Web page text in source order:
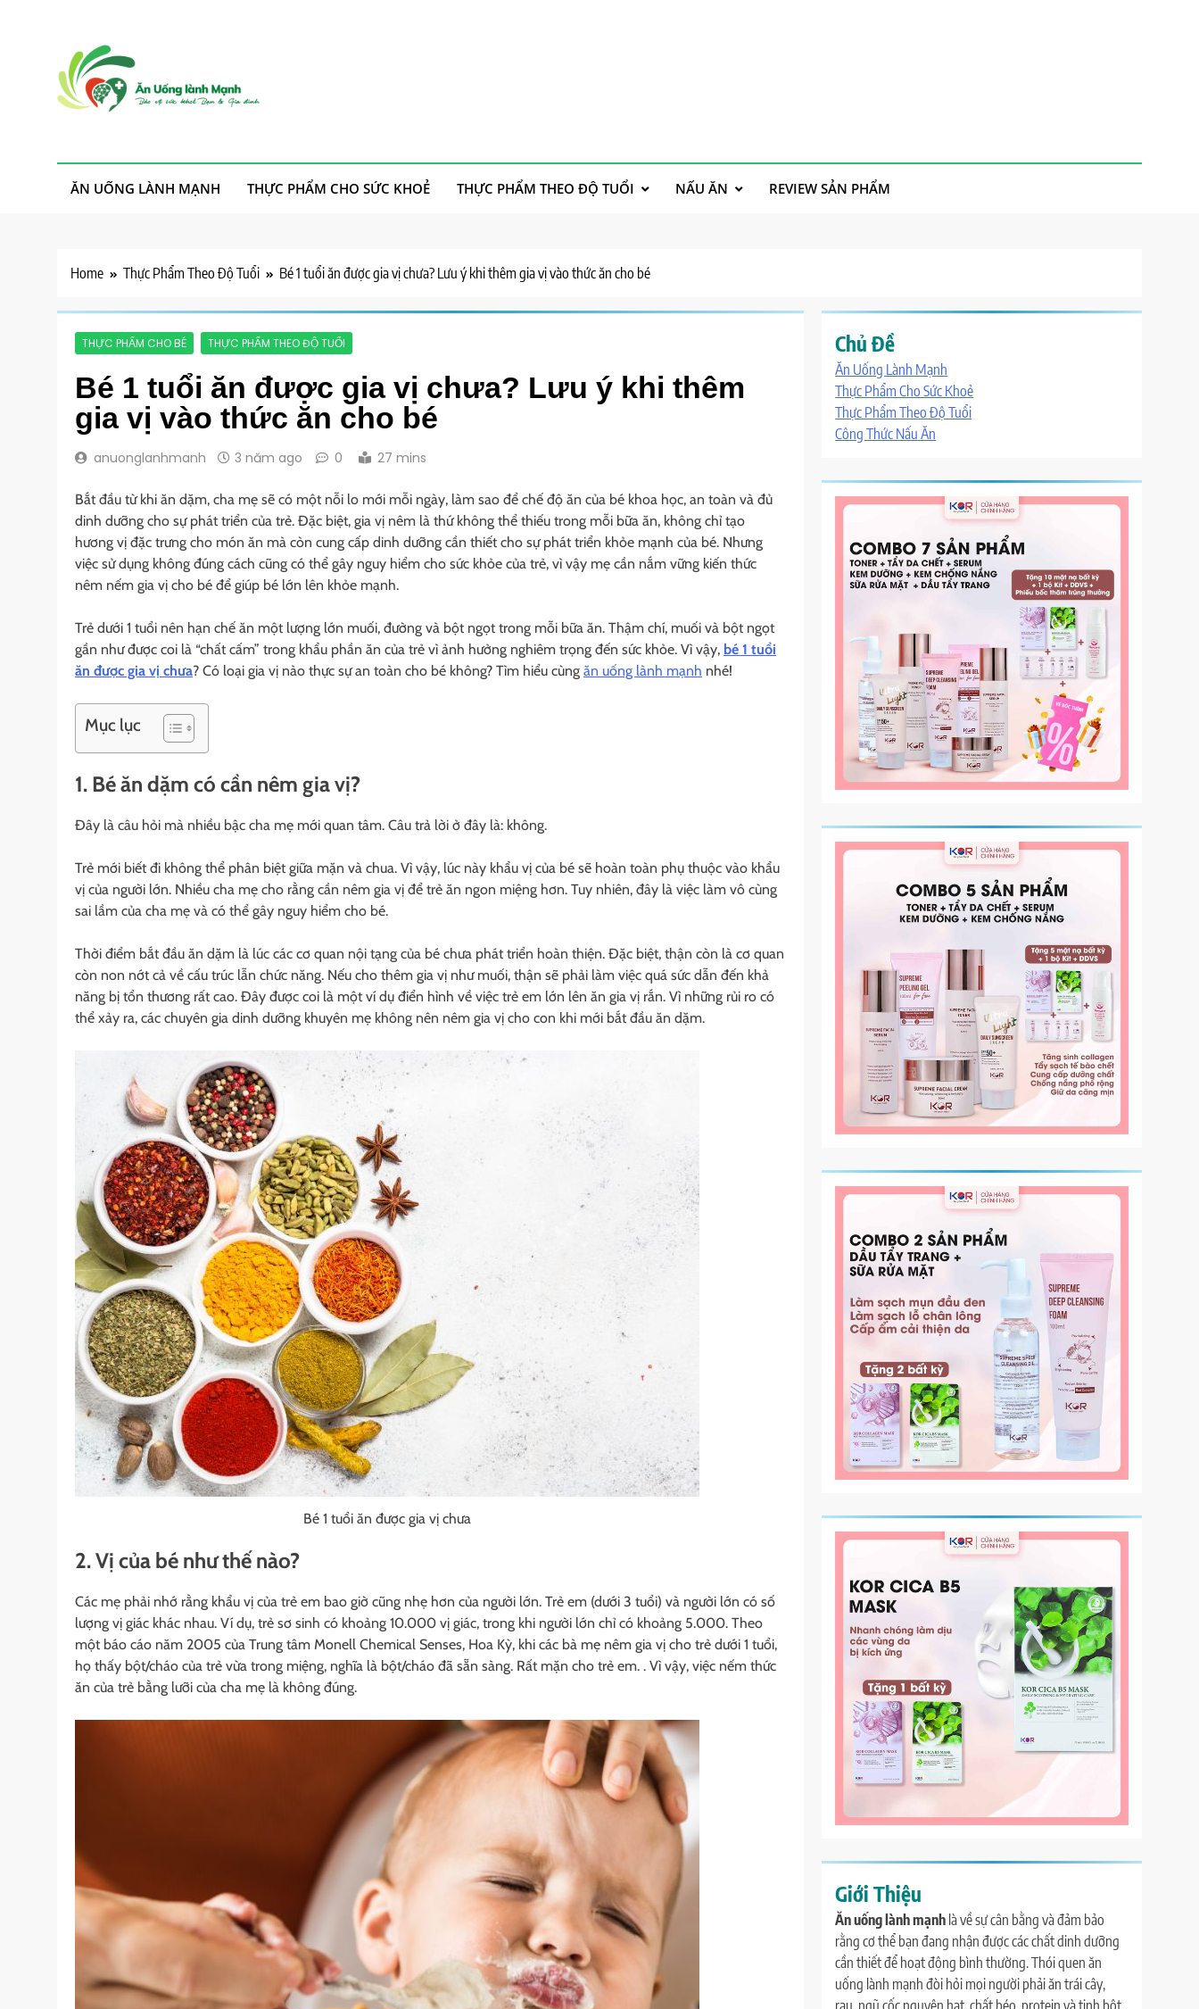
ĂN UỐNG LÀNH MẠNH THỰC PHẨM CHO SỨC KHOẺ THỰC PHẨM THEO ĐỘ TUỔI NẤU ĂN REVIEW SẢN PHẨM
Home Thực Phẩm Theo Độ Tuổi Bé 1 tuổi ăn được gia vị chưa? Lưu ý khi thêm gia vị vào thức ăn cho bé
THỰC PHẨM CHO BÉ THỰC PHẨM THEO ĐỘ TUỔI
Bé 1 tuổi ăn được gia vị chưa? Lưu ý khi thêm
gia vị vào thức ăn cho bé
anuonglanhmanh 3 năm ago 0 27 mins
Bắt đầu từ khi ăn dặm, cha mẹ sẽ có một nỗi lo mới mỗi ngày, làm sao để chế độ ăn của bé khoa học, an toàn và đủ
dinh dưỡng cho sự phát triển của trẻ. Đặc biệt, gia vị nêm là thứ không thể thiếu trong mỗi bữa ăn, không chỉ tạo
hương vị đặc trưng cho món ăn mà còn cung cấp dinh dưỡng cần thiết cho sự phát triển khỏe mạnh của bé. Nhưng
việc sử dụng không đúng cách cũng có thể gây nguy hiểm cho sức khỏe của trẻ, vì vậy mẹ cần nắm vững kiến ​​thức
nêm nếm gia vị cho bé để giúp bé lớn lên khỏe mạnh.
Trẻ dưới 1 tuổi nên hạn chế ăn một lượng lớn muối, đường và bột ngọt trong mỗi bữa ăn. Thậm chí, muối và bột ngọt
gần như được coi là “chất cấm” trong khẩu phần ăn của trẻ vì ảnh hưởng nghiêm trọng đến sức khỏe. Vì vậy, bé 1 tuổi
ăn được gia vị chưa? Có loại gia vị nào thực sự an toàn cho bé không? Tìm hiểu cùng ăn uống lành mạnh nhé!
Mục lục
1. Bé ăn dặm có cần nêm gia vị?
Đây là câu hỏi mà nhiều bậc cha mẹ mới quan tâm. Câu trả lời ở đây là: không.
Trẻ mới biết đi không thể phân biệt giữa mặn và chua. Vì vậy, lúc này khẩu vị của bé sẽ hoàn toàn phụ thuộc vào khẩu
vị của người lớn. Nhiều cha mẹ cho rằng cần nêm gia vị để trẻ ăn ngon miệng hơn. Tuy nhiên, đây là việc làm vô cùng
sai lầm của cha mẹ và có thể gây nguy hiểm cho bé.
Thời điểm bắt đầu ăn dặm là lúc các cơ quan nội tạng của bé chưa phát triển hoàn thiện. Đặc biệt, thận còn là cơ quan
còn non nớt cả về cấu trúc lẫn chức năng. Nếu cho thêm gia vị như muối, thận sẽ phải làm việc quá sức dẫn đến khả
năng bị tổn thương rất cao. Đây được coi là một ví dụ điển hình về việc trẻ em lớn lên ăn gia vị rắn. Vì những rủi ro có
thể xảy ra, các chuyên gia dinh dưỡng khuyên mẹ không nên nêm gia vị cho con khi mới bắt đầu ăn dặm.
Bé 1 tuổi ăn được gia vị chưa
2. Vị của bé như thế nào?
Các mẹ phải nhớ rằng khẩu vị của trẻ em bao giờ cũng nhẹ hơn của người lớn. Trẻ em (dưới 3 tuổi) và người lớn có số
lượng vị giác khác nhau. Ví dụ, trẻ sơ sinh có khoảng 10.000 vị giác, trong khi người lớn chỉ có khoảng 5.000. Theo
một báo cáo năm 2005 của Trung tâm Monell Chemical Senses, Hoa Kỳ, khi các bà mẹ nêm gia vị cho trẻ dưới 1 tuổi,
họ thấy bột/cháo của trẻ vừa trong miệng, nghĩa là bột/cháo đã sẵn sàng. Rất mặn cho trẻ em. . Vì vậy, việc nếm thức
ăn của trẻ bằng lưỡi của cha mẹ là không đúng.
Chủ Đề
Ăn Uống Lành Mạnh
Thực Phẩm Cho Sức Khoẻ
Thực Phẩm Theo Độ Tuổi
Công Thức Nấu Ăn
Giới Thiệu
Ăn uống lành mạnh là về sự cân bằng và đảm bảo
rằng cơ thể bạn đang nhận được các chất dinh dưỡng
cần thiết để hoạt động bình thường. Thói quen ăn
uống lành mạnh đòi hỏi mọi người phải ăn trái cây,